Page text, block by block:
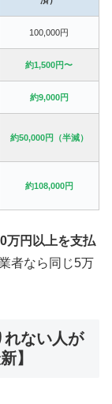
100,000円
約1,500円〜
約9,000円
約50,000円（半減）
約108,000円
万円以上を支払
者なら同じ5万
れない人が
】